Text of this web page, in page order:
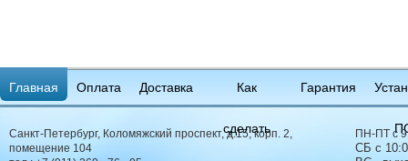
Главная Оплата Доставка Как
сделать
Гарантия
Санкт-Петербург, Коломяжский проспект, д.15, корп. 2,
помещение 104
ПН-ПТ с
СБ с